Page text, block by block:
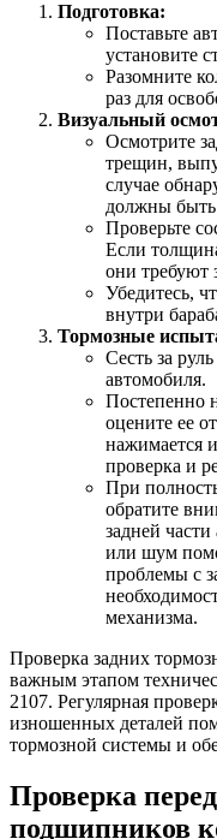
Подготовка:
Поставьте
установите
Разомните
раз для
Визуальный
Осмотрите
трещин,
случае
должны
Проверьте
Если
они требуют
Убедитесь,
внутри
Тормозные
Сесть за
автомобиля.
Постепенно
оцените ее
нажимается
проверка и
При
обратите
задней
или шум
проблемы с
механизма.
Проверка задних
важным этапом
2107. Регулярная
изношенных деталей
тормозной системы и
Проверка
подшипников